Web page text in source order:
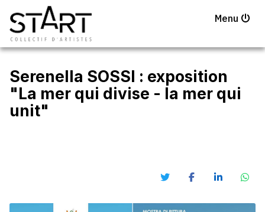
Menu
Serenella SOSSI : exposition
"La mer qui divise - la mer qui
unit"